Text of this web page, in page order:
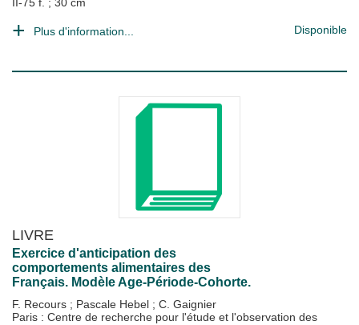
Plus d'information... Disponible
LIVRE
Exercice d'anticipation des
comportements alimentaires des
Français. Modèle Age-Période-Cohorte.
F. Recours ; Pascale Hebel ; C. Gaignier
Paris : Centre de recherche pour l'étude et l'observation des